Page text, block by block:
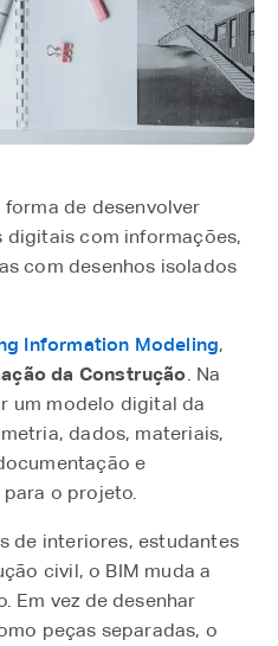
forma de desenvolver
com informações,
com desenhos isolados
Information Modeling,
da Construção. Na
um modelo digital da
dados, materiais,
e
o projeto.
de interiores, estudantes
civil, o BIM muda a
Em vez de desenhar
peças separadas, o